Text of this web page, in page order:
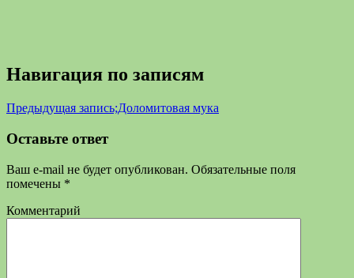
Навигация по записям
Предыдущая запись;Доломитовая мука
Оставьте ответ
Ваш e-mail не будет опубликован. Обязательные поля
помечены *
Комментарий